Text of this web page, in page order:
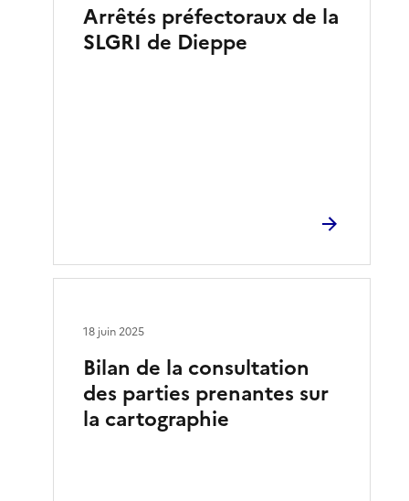
Arrêtés préfectoraux de la
SLGRI de Dieppe
Bilan de la consultation
des parties prenantes sur
la cartographie
18 juin 2025